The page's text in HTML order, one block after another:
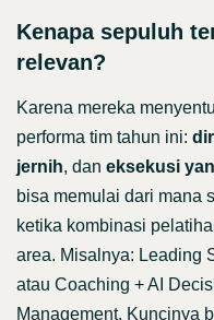
Kenapa sepuluh
relevan?
Karena mereka
performa tim tahun ini:
jernih, dan eksekusi
bisa memulai dari mana
ketika kombinasi
area. Misalnya: Leading
atau Coaching + AI
Management. Kuncinya